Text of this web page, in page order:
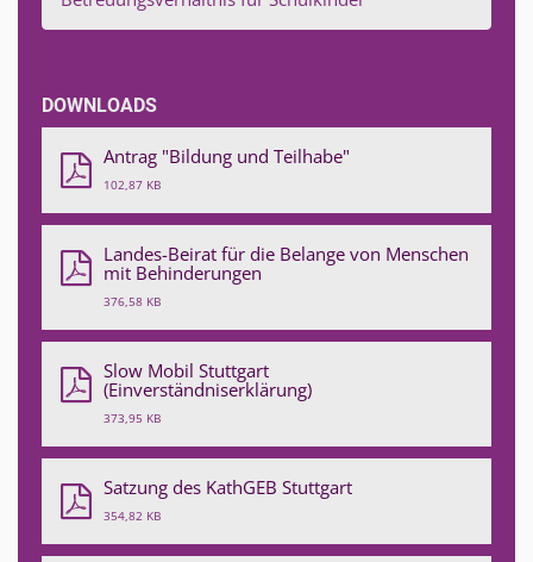
DOWNLOADS
Antrag "Bildung und Teilhabe"
102,87 KB
Landes-Beirat für die Belange von Menschen
mit Behinderungen
376,58 KB
Slow Mobil Stuttgart
(Einverständniserklärung)
373,95 KB
Satzung des KathGEB Stuttgart
354,82 KB